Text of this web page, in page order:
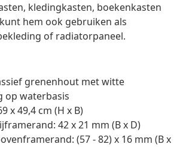
kledingkasten, boekenkasten
kunt hem ook gebruiken als
of radiatorpaneel.
grenenhout met witte
op waterbasis
x 49,4 cm (H x B)
42 x 21 mm (B x D)
(57 - 82) x 16 mm (B x